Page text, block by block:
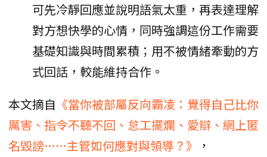
可先冷靜回應並說明語氣太重，再表達理解
對方想快學的心情，同時強調這份工作需要
基礎知識與時間累積；用不被情緒牽動的方
式回話，較能維持合作。
本文摘自 《當你被部屬反向霸凌：覺得自己比你
厲害、指令不聽不回、怠工擺爛、愛辯、網上匿
名毀謗……主管如何應對與領導？》
，